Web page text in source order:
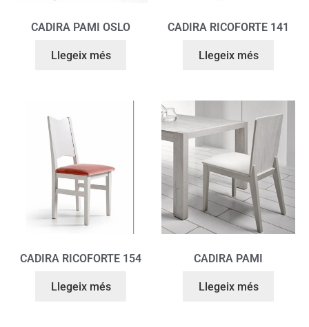
CADIRA PAMI OSLO
Llegeix més
CADIRA RICOFORTE 141
Llegeix més
CADIRA RICOFORTE 154
Llegeix més
CADIRA PAMI
Llegeix més